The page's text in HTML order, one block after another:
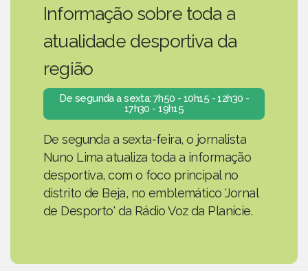
Informação sobre toda a
atualidade desportiva da
região
De segunda a sexta: 7h50 - 10h15 - 12h30 -
17h30 - 19h15
De segunda a sexta-feira, o jornalista
Nuno Lima atualiza toda a informação
desportiva, com o foco principal no
distrito de Beja, no emblemático 'Jornal
de Desporto' da Rádio Voz da Planície.